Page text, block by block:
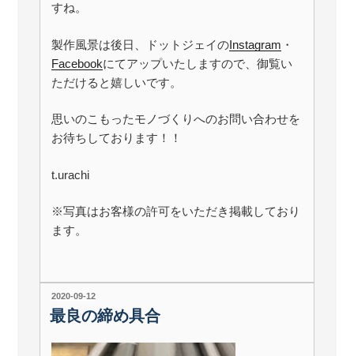
すね。
製作風景は後日、ドットジェイのInstagram ・
Facebookにてアップいたしますので、御覧い
ただけると嬉しいです。
思いのこもったモノづくりへのお問い合わせを
お待ちしております！！
t.urachi
※写真はお客様の許可をいただき掲載しており
ます。
投
稿
日:
2020-09-12
最良の締め具合